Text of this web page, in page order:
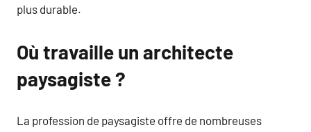
plus durable.
Où travaille un architecte
paysagiste ?
La profession de paysagiste offre de nombreuses